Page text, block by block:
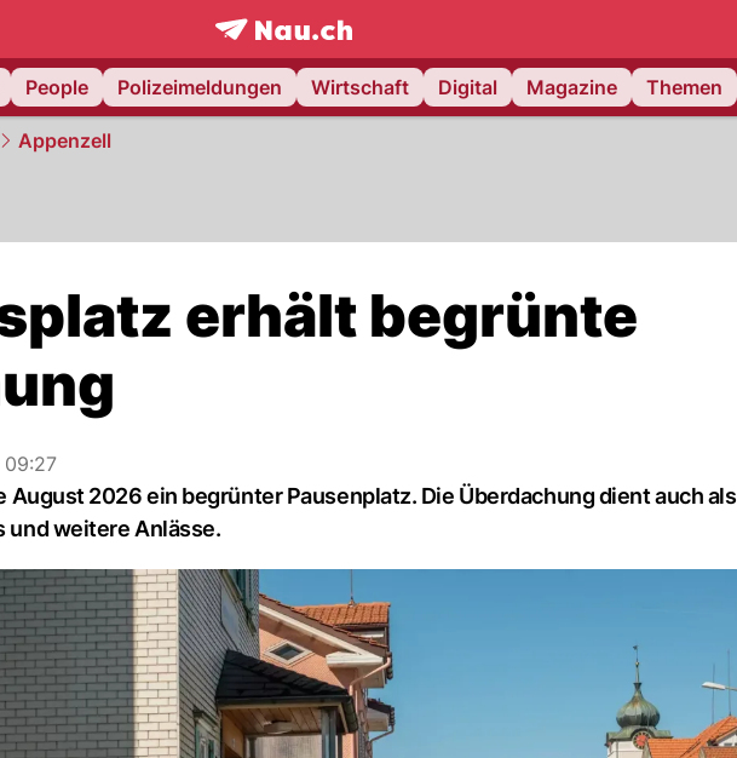
frontpage.NAU.ch
People Polizeimeldungen Wirtschaft Digital Magazine Themen
Appenzell
erhält begrünte
09:27
August 2026 ein begrünter Pausenplatz. Die Überdachung dient auch als
und weitere Anlässe.